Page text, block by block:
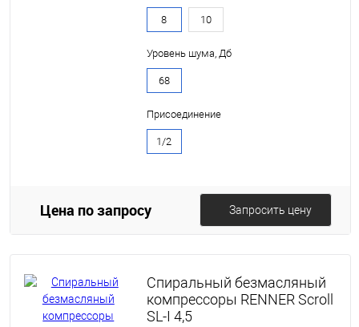
8 10
Уровень шума, Дб
68
Присоединение
1/2
Цена по запросу Запросить цену
Спиральный безмасляный
компрессоры RENNER Scroll
SL-I 4,5